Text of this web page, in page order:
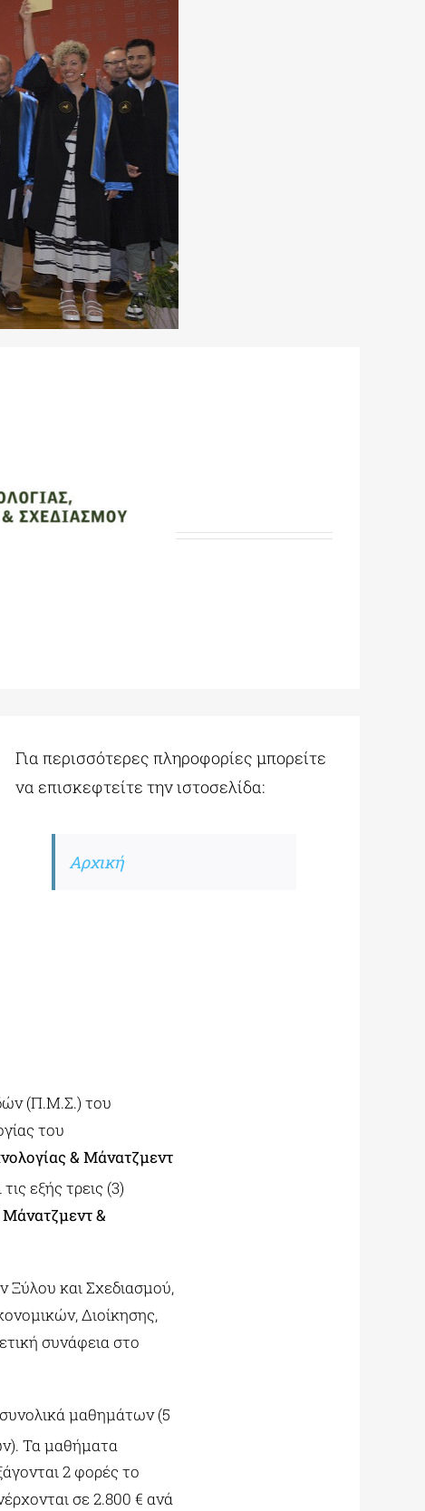
Για περισσότερες πληροφορίες μπορείτε
να επισκεφτείτε την ιστοσελίδα:
Αρχική
(Π.Μ.Σ.) του
του
& Μάνατζμεντ
εξής τρεις (3)
Μάνατζμεντ &
Ξύλου και Σχεδιασμού,
Διοίκησης,
συνάφεια στο
μαθημάτων (5
Τα μαθήματα
2 φορές το
σε 2.800 € ανά